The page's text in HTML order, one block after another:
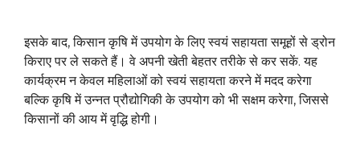
इसके बाद, किसान कृषि में उपयोग के लिए स्वयं सहायता समूहों से ड्रोन
किराए पर ले सकते हैं। वे अपनी खेती बेहतर तरीके से कर सकें. यह
कार्यक्रम न केवल महिलाओं को स्वयं सहायता करने में मदद करेगा
बल्कि कृषि में उन्नत प्रौद्योगिकी के उपयोग को भी सक्षम करेगा, जिससे
किसानों की आय में वृद्धि होगी।